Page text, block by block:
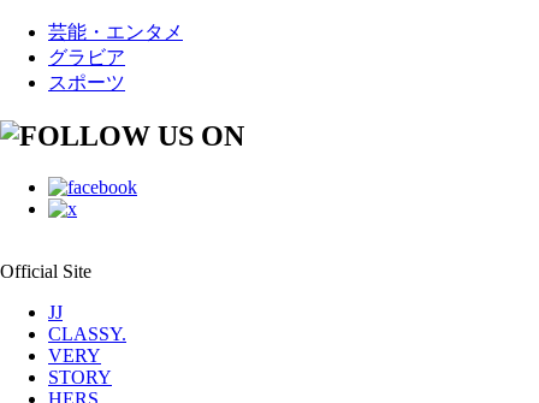
芸能・エンタメ
グラビア
スポーツ
Official Site
JJ
CLASSY.
VERY
STORY
HERS